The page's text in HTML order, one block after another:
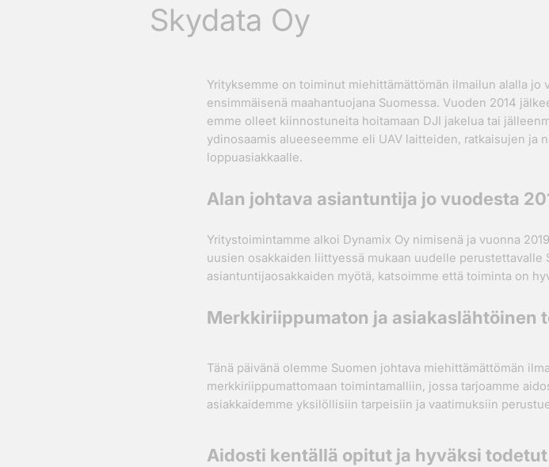
Skydata Oy
Yrityksemme on toiminut miehittämättömän ilmailun alalla jo
ensimmäisenä maahantuojana Suomessa. Vuoden 2014
emme olleet kiinnostuneita hoitamaan DJI jakelua tai
ydinosaamis alueeseemme eli UAV laitteiden, ratkaisujen ja
loppuasiakkaalle.
Alan johtava asiantuntija jo vuodesta
Yritystoimintamme alkoi Dynamix Oy nimisenä ja vuonna
uusien osakkaiden liittyessä mukaan uudelle
asiantuntijaosakkaiden myötä, katsoimme että toiminta on
Merkkiriippumaton ja asiakaslähtöinen
Tänä päivänä olemme Suomen johtava miehittämättömän
merkkiriippumattomaan toimintamalliin, jossa tarjoamme
asiakkaidemme yksilöllisiin tarpeisiin ja vaatimuksiin
Aidosti kentällä opitut ja hyväksi